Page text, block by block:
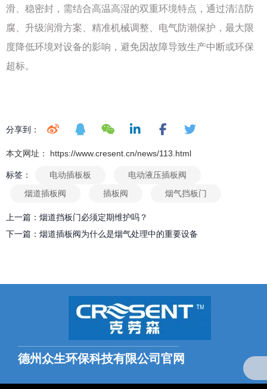
滑、稳密封，需结合高温高湿的双重环境特点，通过清洁防
腐、升级润滑方案、精准机械调整、电气防潮保护，最大限
度降低环境对设备的影响，避免因故障导致生产中断或环保
超标。
分享到：
本文网址： https://www.cresent.cn/news/113.html
标签： 电动插板板
电动液压插板阀
烟道插板阀
插板阀 烟气挡板门
上一篇： 烟道挡板门必须定期维护吗？
下一篇： 烟道插板阀为什么是烟气处理中的重要设备
相关文章
德州众生排烟系统核心组件解析：烟气插板阀应用实践
2025-07-08
德州众生环保科技有限公司官网